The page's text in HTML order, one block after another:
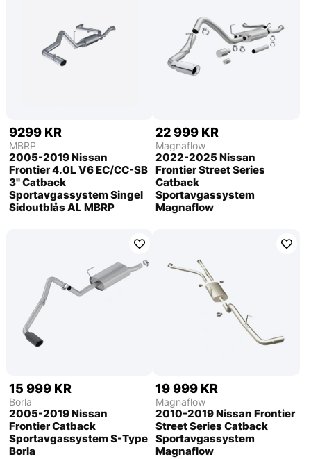
9299 KR
MBRP
2005-2019 Nissan
Frontier 4.0L V6 EC/CC-SB
3'' Catback
Sportavgassystem Singel
Sidoutblås AL MBRP
22 999 KR
Magnaflow
2022-2025 Nissan
Frontier Street Series
Catback
Sportavgassystem
Magnaflow
15 999 KR
Borla
2005-2019 Nissan
Frontier Catback
Sportavgassystem S-Type
Borla
19 999 KR
Magnaflow
2010-2019 Nissan Frontier
Street Series Catback
Sportavgassystem
Magnaflow